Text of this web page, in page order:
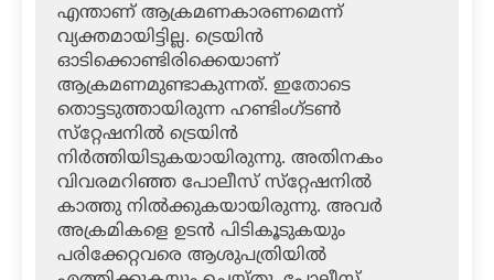
എന്താണ് ആക്രമണകാരണമെന്ന്
വ്യക്തമായിട്ടില്ല. ട്രെയിന്‍
ഓടിക്കൊണ്ടിരിക്കെയാണ്
ആക്രമണമുണ്ടാകുന്നത്. ഇതോടെ
തൊട്ടടുത്തായിരുന്ന ഹണ്ടിംഗ്ടണ്‍
സ്‌റ്റേഷനില്‍ ട്രെയിന്‍
നിര്‍ത്തിയിടുകയായിരുന്നു. അതിനകം
വിവരമറിഞ്ഞ പോലീസ് സ്‌റ്റേഷനില്‍
കാത്തു നില്‍ക്കുകയായിരുന്നു. അവര്‍
അക്രമികളെ ഉടന്‍ പിടികൂടുകയും
പരിക്കേറ്റവരെ ആശുപത്രിയില്‍